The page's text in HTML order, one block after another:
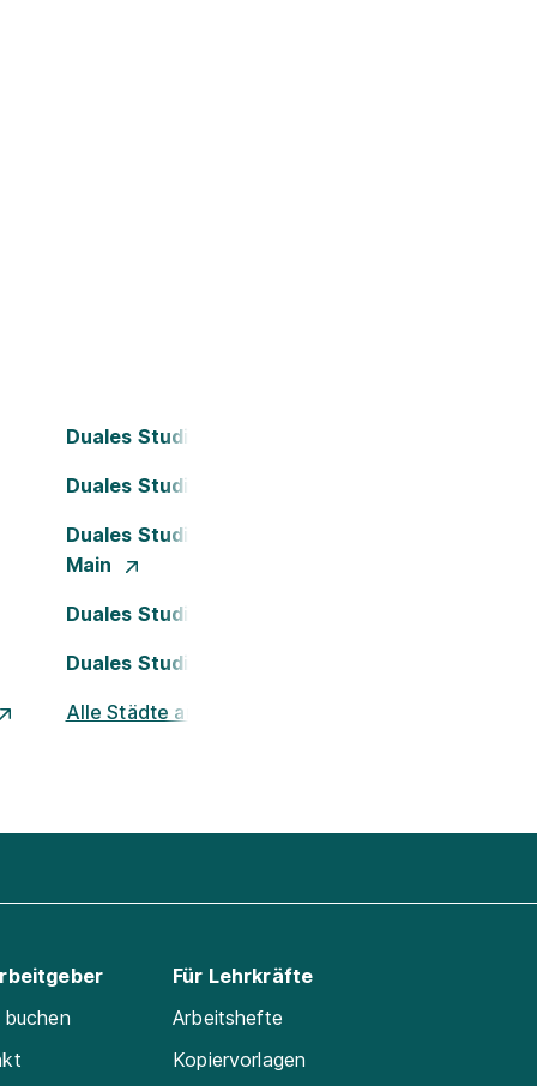
Duales Studium Bielefeld
Duales Studium Dortmund
Duales Studium Frankfurt am
Main
Duales Studium Köln
Duales Studium Nürnberg
Alle Städte ansehen
Für Lehrkräfte
Arbeitshefte
Kopiervorlagen